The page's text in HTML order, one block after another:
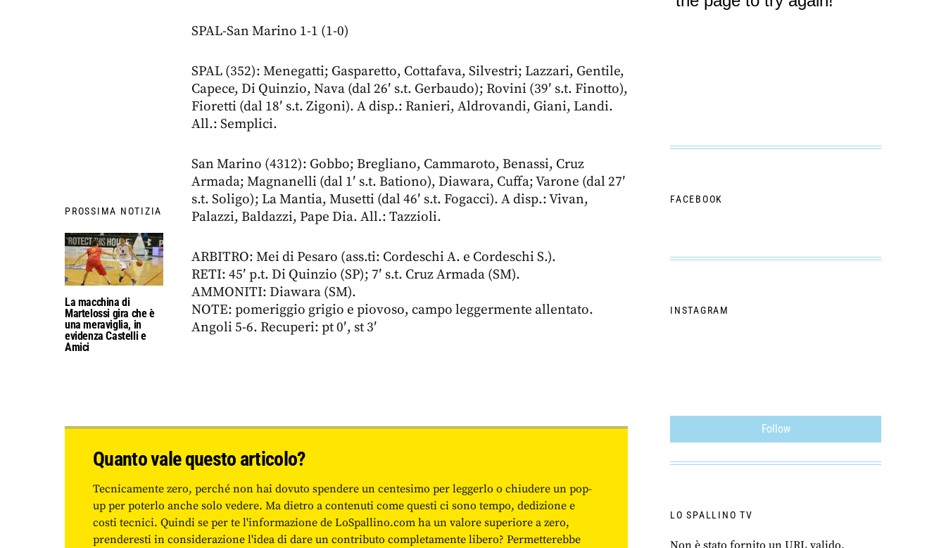
PROSSIMA NOTIZIA
La macchina di
Martelossi gira che è
una meraviglia, in
evidenza Castelli e
Amici
SPAL-San Marino 1-1 (1-0)
SPAL (352): Menegatti; Gasparetto, Cottafava, Silvestri; Lazzari, Gentile,
Capece, Di Quinzio, Nava (dal 26′ s.t. Gerbaudo); Rovini (39′ s.t. Finotto),
Fioretti (dal 18′ s.t. Zigoni). A disp.: Ranieri, Aldrovandi, Giani, Landi.
All.: Semplici.
San Marino (4312): Gobbo; Bregliano, Cammaroto, Benassi, Cruz
Armada; Magnanelli (dal 1′ s.t. Bationo), Diawara, Cuffa; Varone (dal 27′
s.t. Soligo); La Mantia, Musetti (dal 46′ s.t. Fogacci). A disp.: Vivan,
Palazzi, Baldazzi, Pape Dia. All.: Tazzioli.
ARBITRO: Mei di Pesaro (ass.ti: Cordeschi A. e Cordeschi S.).
RETI: 45′ p.t. Di Quinzio (SP); 7′ s.t. Cruz Armada (SM).
AMMONITI: Diawara (SM).
NOTE: pomeriggio grigio e piovoso, campo leggermente allentato.
Angoli 5-6. Recuperi: pt 0′, st 3′
Quanto vale questo articolo?
Tecnicamente zero, perché non hai dovuto spendere un centesimo per leggerlo o chiudere un pop-
up per poterlo anche solo vedere. Ma dietro a contenuti come questi ci sono tempo, dedizione e
costi tecnici. Quindi se per te l'informazione de LoSpallino.com ha un valore superiore a zero,
prenderesti in considerazione l'idea di dare un contributo completamente libero? Permetterebbe
FACEBOOK
INSTAGRAM
Follow
LO SPALLINO TV